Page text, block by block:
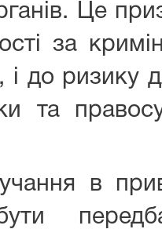
Це
за
і до ризику
та
в